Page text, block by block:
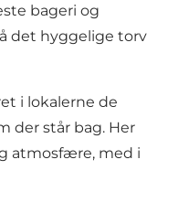
bageri og
det hyggelige torv
i lokalerne de
der står bag. Her
atmosfære, med i